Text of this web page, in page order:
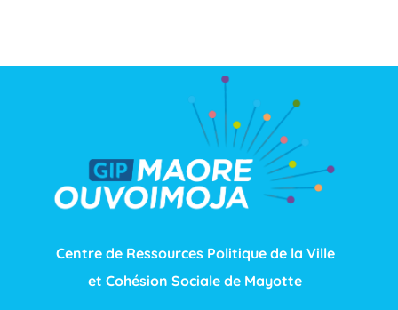
Centre de Ressources Politique de la Ville
et Cohésion Sociale de Mayotte